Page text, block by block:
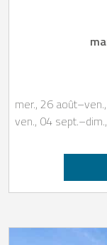
mer., 26 août–
ven., 04 sept.–